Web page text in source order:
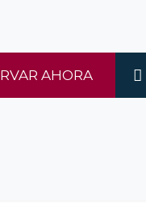
AHORA